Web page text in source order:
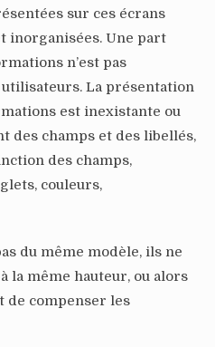
sur ces écrans
inorganisées. Une part
n’est pas
La présentation
est inexistante ou
des champs et des libellés,
des champs,
couleurs,
du même modèle, ils ne
la même hauteur, ou alors
de compenser les